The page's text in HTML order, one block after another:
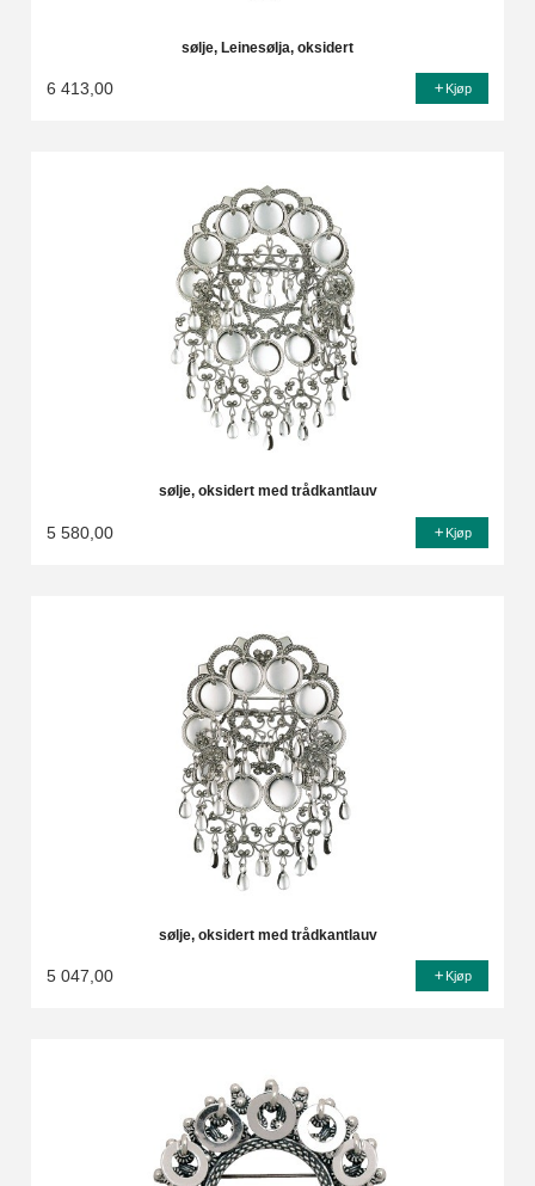
sølje, Leinesølja, oksidert
6 413,00 Kjøp
sølje, oksidert med trådkantlauv
5 580,00 Kjøp
sølje, oksidert med trådkantlauv
5 047,00 Kjøp